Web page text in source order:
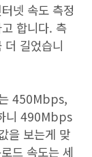
넷 속도 측정
합니다. 측
더 길었습니
450Mbps,
니 490Mbps
을 보는게 맞
드 속도는 세